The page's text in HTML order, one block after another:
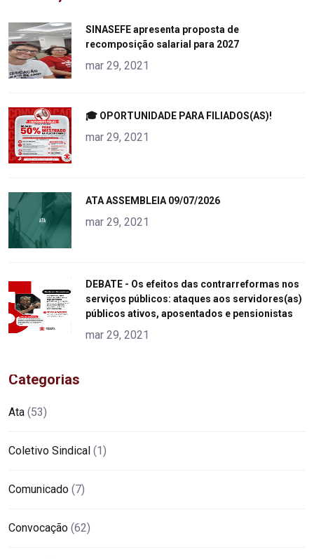
alt="product">
SINASEFE apresenta proposta de
recomposição salarial para 2027
mar 29, 2021
alt="product">
🎓 OPORTUNIDADE PARA FILIADOS(AS)!
mar 29, 2021
alt="product">
ATA ASSEMBLEIA 09/07/2026
mar 29, 2021
alt="product">
DEBATE - Os efeitos das contrarreformas nos
serviços públicos: ataques aos servidores(as)
públicos ativos, aposentados e pensionistas
mar 29, 2021
Categorias
Ata (53)
Coletivo Sindical (1)
Comunicado (7)
Convocação (62)